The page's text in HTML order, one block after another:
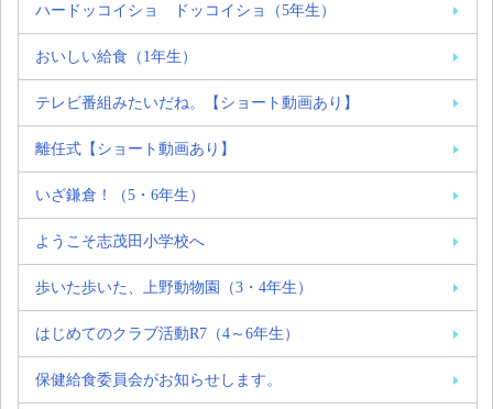
ハードッコイショ ドッコイショ（5年生）
おいしい給食（1年生）
テレビ番組みたいだね。【ショート動画あり】
離任式【ショート動画あり】
いざ鎌倉！（5・6年生）
ようこそ志茂田小学校へ
歩いた歩いた、上野動物園（3・4年生）
はじめてのクラブ活動R7（4～6年生）
保健給食委員会がお知らせします。